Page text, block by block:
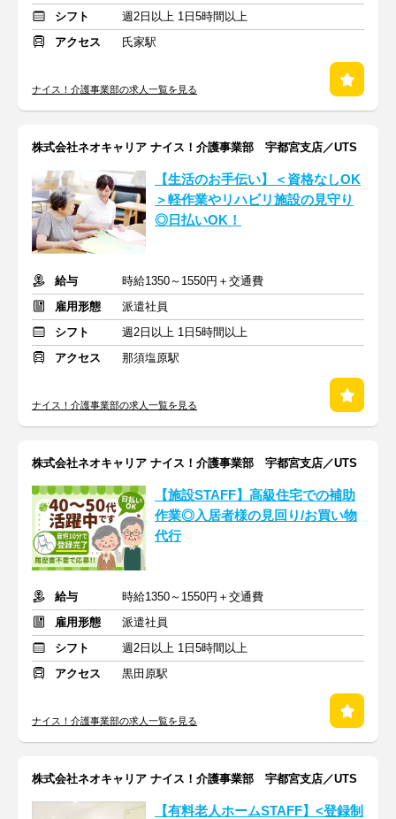
シフト
週2日以上 1日5時間以上
アクセス
氏家駅
ナイス！介護事業部の求人一覧を見る
株式会社ネオキャリア ナイス！介護事業部 宇都宮支店／UTS
【生活のお手伝い】＜資格なしOK
＞軽作業やリハビリ施設の見守り
◎日払いOK！
給与
時給1350～1550円＋交通費
雇用形態
派遣社員
シフト
週2日以上 1日5時間以上
アクセス
那須塩原駅
ナイス！介護事業部の求人一覧を見る
株式会社ネオキャリア ナイス！介護事業部 宇都宮支店／UTS
【施設STAFF】高級住宅での補助
作業◎入居者様の見回り/お買い物
代行
給与
時給1350～1550円＋交通費
雇用形態
派遣社員
シフト
週2日以上 1日5時間以上
アクセス
黒田原駅
ナイス！介護事業部の求人一覧を見る
株式会社ネオキャリア ナイス！介護事業部 宇都宮支店／UTS
【有料老人ホームSTAFF】<登録制